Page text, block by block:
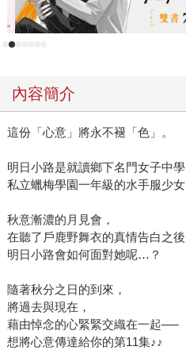
內容簡介
這份「心意」將永不褪「色」。
明日小路是就讀鄉下名門女子中學
私立蠟梅學園一年級的水手服少女
秋意漸濃的月見會，
在聽了戶鹿野舞衣的真情告白之後
明日小路會如何面對她呢…？
隨著秋分之日的到來，
將過去與現在，
藉由悼念的心緊緊交織在一起──
想將心意傳達給你的第11集♪♪